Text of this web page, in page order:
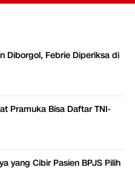
Diborgol, Febrie Diperiksa di
Pramuka Bisa Daftar TNI-
yang Cibir Pasien BPJS Pilih